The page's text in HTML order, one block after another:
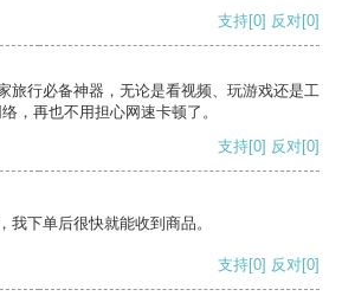
支持[0] 反对[0]
旅行必备神器，无论是看视频、玩游戏还是工
，再也不用担心网速卡顿了。
支持[0] 反对[0]
我下单后很快就能收到商品。
支持[0] 反对[0]